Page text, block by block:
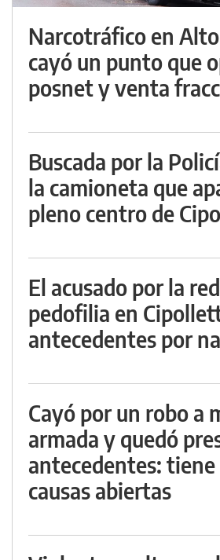
Narcotráfico en
cayó un punto que
posnet y venta
Buscada por la
la camioneta que
pleno centro de
El acusado por la
pedofilia en
antecedentes por
Cayó por un robo a
armada y quedó
antecedentes:
causas abiertas